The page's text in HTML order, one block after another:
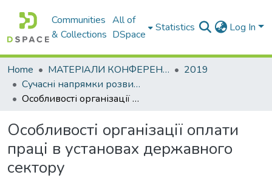
Communities
& Collections
All of
DSpace
Statistics Log In
Home МАТЕРІАЛИ КОНФЕРЕНЦІЙ
2019
Сучасні напрямки розвитку економіки і менеджменту на підприємствах України
Особливості організації оплати праці в установах державного сектору
Особливості організації оплати
праці в установах державного
сектору